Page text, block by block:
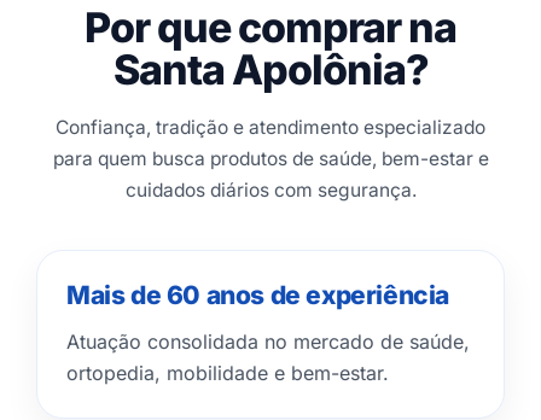
Por que comprar na
Santa Apolônia?
Confiança, tradição e atendimento especializado
para quem busca produtos de saúde, bem-estar e
cuidados diários com segurança.
Mais de 60 anos de experiência
Atuação consolidada no mercado de saúde,
ortopedia, mobilidade e bem-estar.